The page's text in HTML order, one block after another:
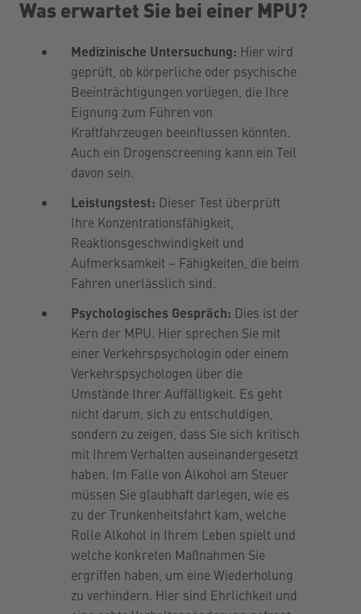
Was erwartet Sie bei einer MPU?
Medizinische Untersuchung: Hier wird
geprüft, ob körperliche oder psychische
Beeinträchtigungen vorliegen, die Ihre
Eignung zum Führen von
Kraftfahrzeugen beeinflussen könnten.
Auch ein Drogenscreening kann ein Teil
davon sein.
Leistungstest: Dieser Test überprüft
Ihre Konzentrationsfähigkeit,
Reaktionsgeschwindigkeit und
Aufmerksamkeit – Fähigkeiten, die beim
Fahren unerlässlich sind.
Psychologisches Gespräch: Dies ist der
Kern der MPU. Hier sprechen Sie mit
einer Verkehrspsychologin oder einem
Verkehrspsychologen über die
Umstände Ihrer Auffälligkeit. Es geht
nicht darum, sich zu entschuldigen,
sondern zu zeigen, dass Sie sich kritisch
mit Ihrem Verhalten auseinandergesetzt
haben. Im Falle von Alkohol am Steuer
müssen Sie glaubhaft darlegen, wie es
zu der Trunkenheitsfahrt kam, welche
Rolle Alkohol in Ihrem Leben spielt und
welche konkreten Maßnahmen Sie
ergriffen haben, um eine Wiederholung
zu verhindern. Hier sind Ehrlichkeit und